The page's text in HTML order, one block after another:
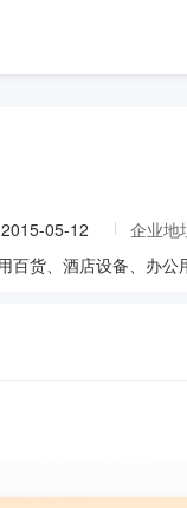
2015-05-12 企业地